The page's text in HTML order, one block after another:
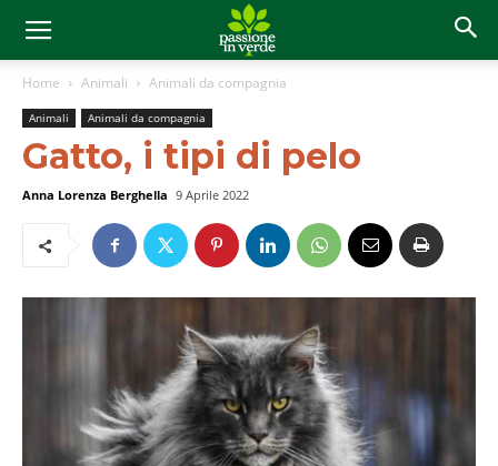
Home Animali Animali da compagnia
Animali Animali da compagnia
Gatto, i tipi di pelo
Anna Lorenza Berghella 9 Aprile 2022